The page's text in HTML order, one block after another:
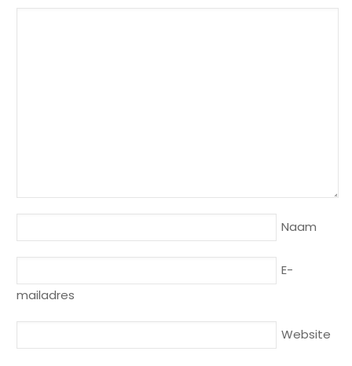
Naam
E-
mailadres
Website